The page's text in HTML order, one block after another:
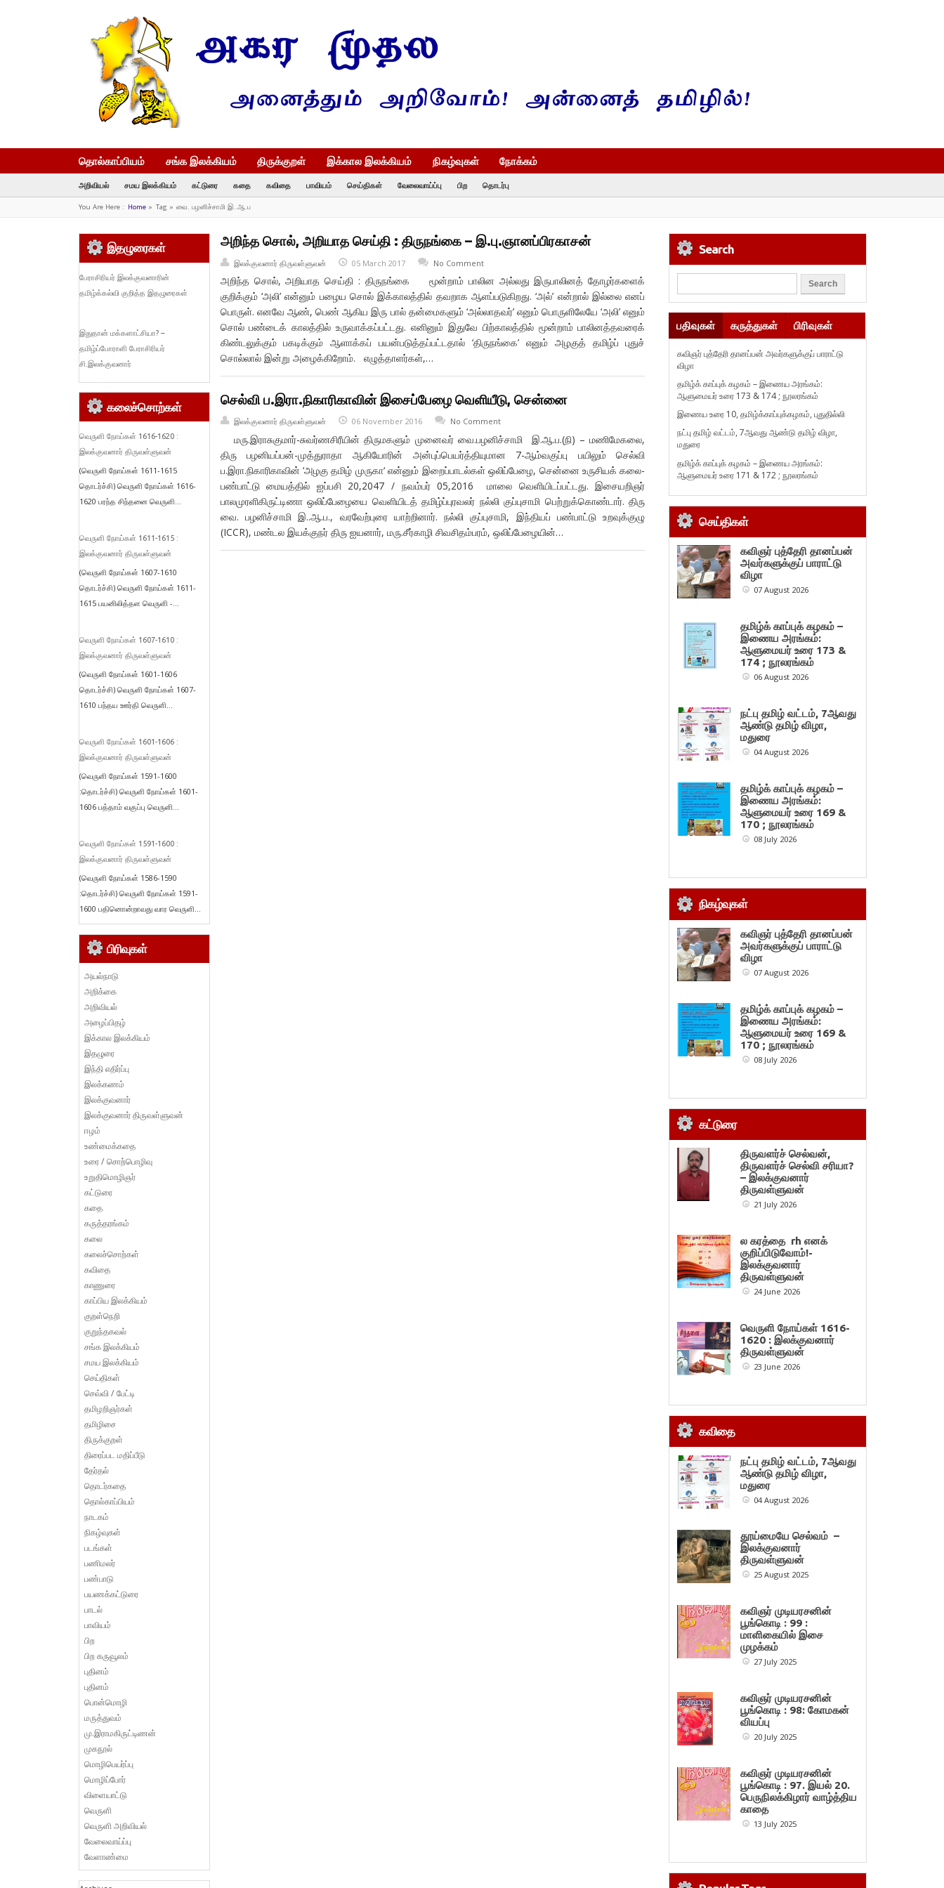
தொல்காப்பியம் சங்க இலக்கியம் திருக்குறள் இக்கால இலக்கியம் நிகழ்வுகள் நோக்கம்
அறிவியல் சமய இலக்கியம் கட்டுரை கதை கவிதை பாவியம் செய்திகள் வேலைவாய்ப்பு பிற தொடர்பு
You Are Here : Home» Tag » வை. பழனிச்சாமி இ..ஆ.ப
அறிந்த சொல், அறியாத செய்தி : திருநங்கை – இ.பு.ஞானப்பிரகாசன்
இலக்குவனார் திருவள்ளுவன் 05 March 2017 No Comment
அறிந்த சொல், அறியாத செய்தி : திருநங்கை மூன்றாம் பாலின அல்லது இருபாலினத் தோழர்களைக்
குறிக்கும் ‘அலி’ என்னும் பழைய சொல் இக்காலத்தில் தவறாக ஆளப்படுகிறது. ‘அல்’ என்றால் இல்லை எனப்
பொருள். எனவே ஆண், பெண் ஆகிய இரு பால் தன்மைகளும் ‘அல்லாதவர்’ எனும் பொருளிலேயே ‘அலி’ எனும்
சொல் பண்டைக் காலத்தில் உருவாக்கப்பட்டது. எனினும் இதுவே பிற்காலத்தில் மூன்றாம் பாலினத்தவரைக்
கிண்டலுக்கும் பகடிக்கும் ஆளாக்கப் பயன்படுத்தப்பட்டதால் ‘திருநங்கை’ எனும் அழகுத் தமிழ்ப் புதுச்
சொல்லால் இன்று அழைக்கிறோம். எழுத்தாளர்கள்,…
செல்வி ப.இரா.நிகாரிகாவின் இசைப்பேழை வெளியீடு, சென்னை
இலக்குவனார் திருவள்ளுவன் 06 November 2016 No Comment
மரு.இராசுகுமார்-சுவர்ணசிரீயின் திருமகளும் முனைவர் வை.பழனிச்சாமி இ.ஆ.ப.(நி) – மணிமேகலை,
திரு பழனியப்பன்-முத்துராதா ஆகியோரின் அன்புப்பெயர்த்தியுமான 7-ஆம்வகுப்பு பயிலும் செல்வி
ப.இரா.நிகாரிகாவின் ‘அழகு தமிழ் முருகா‘ என்னும் இறைப்பாடல்கள் ஒலிப்பேழை, சென்னை உருசியக் கலை-
பண்பாட்டு மையத்தில் ஐப்பசி 20,2047 / நவம்பர் 05,2016 மாலை வெளியிடப்பட்டது. இசையறிஞர்
பாலமுரளிகிருட்டிணா ஒலிப்பேழையை வெளியிடத் தமிழ்ப்புரவலர் நல்லி குப்புசாமி பெற்றுக்கொண்டார். திரு
வை. பழனிச்சாமி இ..ஆ.ப., வரவேற்புரை யாற்றினார். நல்லி குப்புசாமி, இந்தியப் பண்பாட்டு உறவுக்குழு
(ICCR), மண்டல இயக்குநர் திரு ஐயனார், மரு.சீர்காழி சிவசிதம்பரம், ஒலிப்பேழையின்…
இதழுரைகள்
பேராசிரியர் இலக்குவனாரின்
தமிழ்க்கல்வி குறித்த இதழுரைகள்
இதுதான் மக்களாட்சியா? –
தமிழ்ப்போராளி பேராசிரியர்
சி.இலக்குவனார்
கலைச்சொற்கள்
வெருளி நோய்கள் 1616-1620 :
இலக்குவனார் திருவள்ளுவன்
(வெருளி நோய்கள் 1611-1615
தொடர்ச்சி) வெருளி நோய்கள் 1616-
1620 பரந்த சிந்தனை வெருளி...
வெருளி நோய்கள் 1611-1615 :
இலக்குவனார் திருவள்ளுவன்
(வெருளி நோய்கள் 1607-1610
தொடர்ச்சி) வெருளி நோய்கள் 1611-
1615 பயனிலித்தள வெருளி -...
வெருளி நோய்கள் 1607-1610 :
இலக்குவனார் திருவள்ளுவன்
(வெருளி நோய்கள் 1601-1606
தொடர்ச்சி) வெருளி நோய்கள் 1607-
1610 பந்தய ஊர்தி வெருளி...
வெருளி நோய்கள் 1601-1606 :
இலக்குவனார் திருவள்ளுவன்
(வெருளி நோய்கள் 1591-1600
:தொடர்ச்சி) வெருளி நோய்கள் 1601-
1606 பத்தாம் வகுப்பு வெருளி...
வெருளி நோய்கள் 1591-1600 :
இலக்குவனார் திருவள்ளுவன்
(வெருளி நோய்கள் 1586-1590
:தொடர்ச்சி) வெருளி நோய்கள் 1591-
1600 பதினொன்றாவது வார வெருளி...
பிரிவுகள்
அயல்நாடு
அறிக்கை
அறிவியல்
அழைப்பிதழ்
இக்கால இலக்கியம்
இதழுரை
இந்தி எதிர்ப்பு
இலக்கணம்
இலக்குவனார்
இலக்குவனார் திருவள்ளுவன்
ஈழம்
உண்மைக்கதை
உரை / சொற்பொழிவு
உறுதிமொழிஞர்
கட்டுரை
கதை
கருத்தரங்கம்
கலை
கலைச்சொற்கள்
கவிதை
காணுரை
காப்பிய இலக்கியம்
குறள்நெறி
குறுந்தகவல்
சங்க இலக்கியம்
சமய இலக்கியம்
செய்திகள்
செவ்வி / பேட்டி
தமிழறிஞர்கள்
தமிழிசை
திருக்குறள்
திரைப்பட மதிப்பீடு
தேர்தல்
தொடர்கதை
தொல்காப்பியம்
நாடகம்
நிகழ்வுகள்
படங்கள்
பணிமலர்
பண்பாடு
பயணக்கட்டுரை
பாடல்
பாவியம்
பிற
பிற கருவூலம்
புதினம்
புதினம்
பொன்மொழி
மருத்துவம்
மு.இராமகிருட்டிணன்
முகநூல்
மொழிபெயர்ப்பு
மொழிப்போர்
விளையாட்டு
வெருளி
வெருளி அறிவியல்
வேலைவாய்ப்பு
வேளாண்மை
Search
பதிவுகள் கருத்துகள் பிரிவுகள்
கவிஞர் புத்தேரி தானப்பன் அவர்களுக்குப் பாராட்டு
விழா
தமிழ்க் காப்புக் கழகம் – இணைய அரங்கம்:
ஆளுமையர் உரை 173 & 174 ; நூலரங்கம்
இணைய உரை 10, தமிழ்க்காப்புக்கழகம், புதுதில்லி
நட்பு தமிழ் வட்டம், 7ஆவது ஆண்டு தமிழ் விழா,
மதுரை
தமிழ்க் காப்புக் கழகம் – இணைய அரங்கம்:
ஆளுமையர் உரை 171 & 172 ; நூலரங்கம்
செய்திகள்
கவிஞர் புத்தேரி தானப்பன்
அவர்களுக்குப் பாராட்டு
விழா
07 August 2026
தமிழ்க் காப்புக் கழகம் –
இணைய அரங்கம்:
ஆளுமையர் உரை 173 &
174 ; நூலரங்கம்
06 August 2026
நட்பு தமிழ் வட்டம், 7ஆவது
ஆண்டு தமிழ் விழா,
மதுரை
04 August 2026
தமிழ்க் காப்புக் கழகம் –
இணைய அரங்கம்:
ஆளுமையர் உரை 169 &
170 ; நூலரங்கம்
08 July 2026
நிகழ்வுகள்
கவிஞர் புத்தேரி தானப்பன்
அவர்களுக்குப் பாராட்டு
விழா
07 August 2026
தமிழ்க் காப்புக் கழகம் –
இணைய அரங்கம்:
ஆளுமையர் உரை 169 &
170 ; நூலரங்கம்
08 July 2026
கட்டுரை
திருவளர்ச் செல்வன்,
திருவளர்ச் செல்வி சரியா?
– இலக்குவனார்
திருவள்ளுவன்
21 July 2026
ல கரத்தை rh எனக்
குறிப்பிடுவோம்!-
இலக்குவனார்
திருவள்ளுவன்
24 June 2026
வெருளி நோய்கள் 1616-
1620 : இலக்குவனார்
திருவள்ளுவன்
23 June 2026
கவிதை
நட்பு தமிழ் வட்டம், 7ஆவது
ஆண்டு தமிழ் விழா,
மதுரை
04 August 2026
தூய்மையே செல்வம் –
இலக்குவனார்
திருவள்ளுவன்
25 August 2025
கவிஞர் முடியரசனின்
பூங்கொடி : 99 :
மாளிகையில் இசை
முழக்கம்
27 July 2025
கவிஞர் முடியரசனின்
பூங்கொடி : 98: கோமகன்
வியப்பு
20 July 2025
கவிஞர் முடியரசனின்
பூங்கொடி : 97. இயல் 20.
பெருநிலக்கிழார் வாழ்த்திய
காதை
13 July 2025